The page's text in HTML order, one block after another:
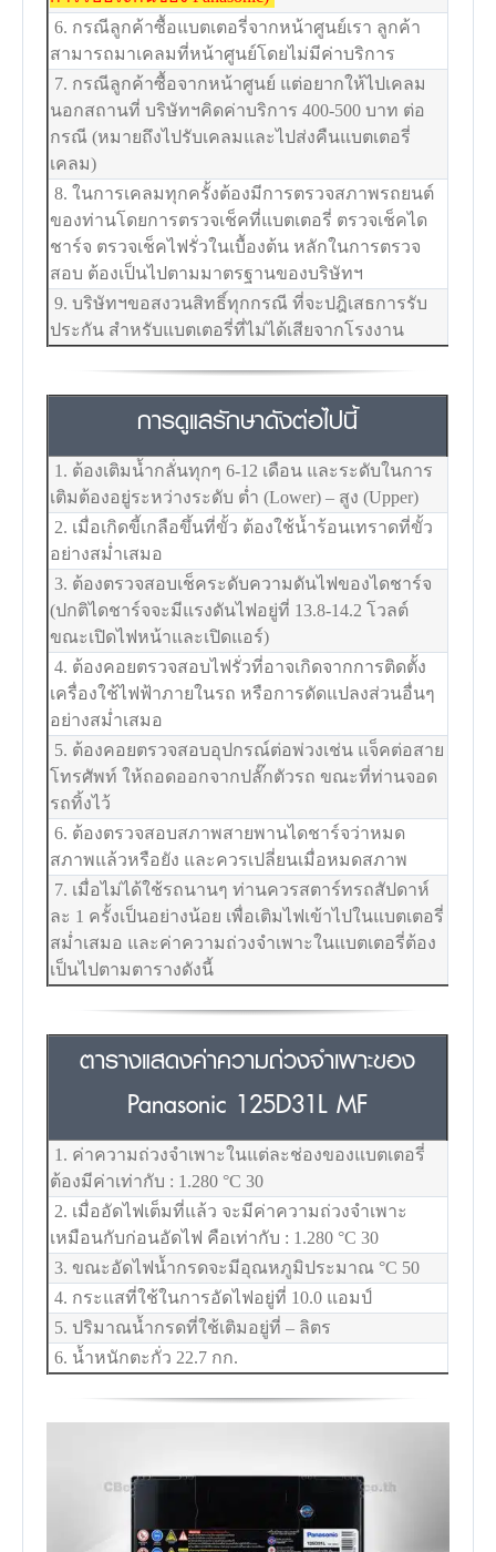
6. กรณีลูกค้าซื้อแบตเตอรี่จากหน้าศูนย์เรา ลูกค้า
สามารถมาเคลมที่หน้าศูนย์โดยไม่มีค่าบริการ
7. กรณีลูกค้าซื้อจากหน้าศูนย์ แต่อยากให้ไปเคลม
นอกสถานที่ บริษัทฯคิดค่าบริการ 400-500 บาท ต่อ
กรณี (หมายถึงไปรับเคลมและไปส่งคืนแบตเตอรี่
เคลม)
8. ในการเคลมทุกครั้งต้องมีการตรวจสภาพรถยนต์
ของท่านโดยการตรวจเช็คที่แบตเตอรี่ ตรวจเช็คได
ชาร์จ ตรวจเช็คไฟรั่วในเบื้องต้น หลักในการตรวจ
สอบ ต้องเป็นไปตามมาตรฐานของบริษัทฯ
9. บริษัทฯขอสงวนสิทธิ์ทุกกรณี ที่จะปฎิเสธการรับ
ประกัน สำหรับแบตเตอรี่ที่ไม่ได้เสียจากโรงงาน
การดูแลรักษาดังต่อไปนี้
1. ต้องเติมน้ำกลั่นทุกๆ 6-12 เดือน และระดับในการ
เติมต้องอยู่ระหว่างระดับ ต่ำ (Lower) – สูง (Upper)
2. เมื่อเกิดขี้เกลือขึ้นที่ขั้ว ต้องใช้น้ำร้อนเทราดที่ขั้ว
อย่างสม่ำเสมอ
3. ต้องตรวจสอบเช็คระดับความดันไฟของไดชาร์จ
(ปกติไดชาร์จจะมีแรงดันไฟอยู่ที่ 13.8-14.2 โวลต์
ขณะเปิดไฟหน้าและเปิดแอร์)
4. ต้องคอยตรวจสอบไฟรั่วที่อาจเกิดจากการติดตั้ง
เครื่องใช้ไฟฟ้าภายในรถ หรือการดัดแปลงส่วนอื่นๆ
อย่างสม่ำเสมอ
5. ต้องคอยตรวจสอบอุปกรณ์ต่อพ่วงเช่น แจ็คต่อสาย
โทรศัพท์ ให้ถอดออกจากปลั๊กตัวรถ ขณะที่ท่านจอด
รถทิ้งไว้
6. ต้องตรวจสอบสภาพสายพานไดชาร์จว่าหมด
สภาพแล้วหรือยัง และควรเปลี่ยนเมื่อหมดสภาพ
7. เมื่อไม่ได้ใช้รถนานๆ ท่านควรสตาร์ทรถสัปดาห์
ละ 1 ครั้งเป็นอย่างน้อย เพื่อเติมไฟเข้าไปในแบตเตอรี่
สม่ำเสมอ และค่าความถ่วงจำเพาะในแบตเตอรี่ต้อง
เป็นไปตามตารางดังนี้
ตารางแสดงค่าความถ่วงจำเพาะของ
Panasonic 125D31L MF
1. ค่าความถ่วงจำเพาะในแต่ละช่องของแบตเตอรี่
ต้องมีค่าเท่ากับ : 1.280 °C 30
2. เมื่ออัดไฟเต็มที่แล้ว จะมีค่าความถ่วงจำเพาะ
เหมือนกับก่อนอัดไฟ คือเท่ากับ : 1.280 °C 30
3. ขณะอัดไฟน้ำกรดจะมีอุณหภูมิประมาณ °C 50
4. กระแสที่ใช้ในการอัดไฟอยู่ที่ 10.0 แอมป์
5. ปริมาณน้ำกรดที่ใช้เติมอยู่ที่ – ลิตร
6. น้ำหนักตะกั่ว 22.7 กก.